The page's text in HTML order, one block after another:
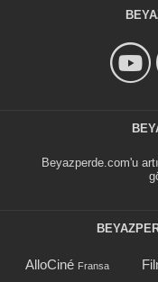
Beyazperde.com'u
AlloCiné Fransa